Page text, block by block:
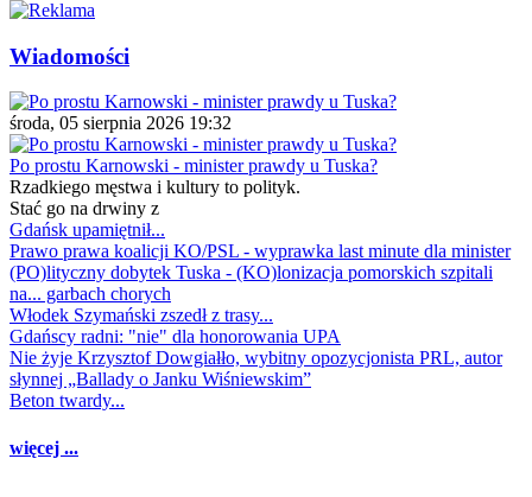
Wiadomości
środa, 05 sierpnia 2026 19:32
Po prostu Karnowski - minister prawdy u Tuska?
Rzadkiego męstwa i kultury to polityk.
Stać go na drwiny z
Gdańsk upamiętnił...
Prawo prawa koalicji KO/PSL - wyprawka last minute dla minister
(PO)lityczny dobytek Tuska - (KO)lonizacja pomorskich szpitali
na... garbach chorych
Włodek Szymański zszedł z trasy...
Gdańscy radni: "nie" dla honorowania UPA
Nie żyje Krzysztof Dowgiałło, wybitny opozycjonista PRL, autor
słynnej „Ballady o Janku Wiśniewskim”
Beton twardy...
więcej ...